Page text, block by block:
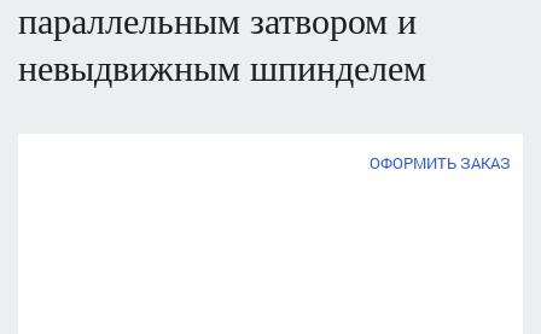
параллельным затвором и
невыдвижным шпинделем
ОФОРМИТЬ ЗАКАЗ